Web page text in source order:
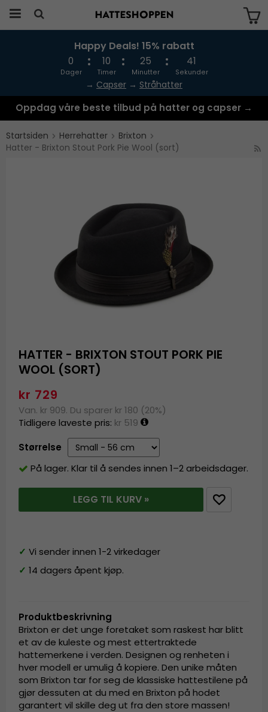
Produktet har blitt lagt til i handlekurven
Happy Deals! 15% rabatt
0
Dager
10
Timer
25
Minutter
40
Sekunder
→ Capser → Stråhatter
Oppdag våre beste tilbud på hatter og capser →
Startsiden Herrehatter
Brixton
Hatter - Brixton Stout Pork Pie Wool (sort)
HATTER - BRIXTON STOUT PORK PIE
WOOL (SORT)
kr 729
Van. kr 909. Du sparer kr 180 (20%)
Tidligere laveste pris: kr 519
Størrelse
På lager. Klar til å sendes innen 1–2 arbeidsdager.
LEGG TIL KURV »
✓ Vi sender innen 1-2 virkedager
✓ 14 dagers åpent kjøp.
Produktbeskrivning
Brixton er det unge foretaket som raskest har blitt
et av de kuleste og mest ettertraktede
hattemerkene i verden. Designen og renheten i
hver modell er umulig å kopiere. Den unike måten
som Brixton tar for seg de klassiske hattestilene på
gjør dessuten at du med en Brixton på hodet
garantert vil skille deg ut fra den store massen!